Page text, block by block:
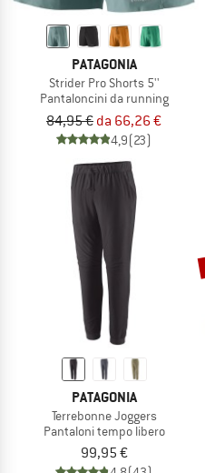
PATAGONIA
Strider Pro Shorts 5''
Pantaloncini da running
84,95 € da 66,26 €
4,9(23)
PATAGONIA
Terrebonne Joggers
Pantaloni tempo libero
99,95 €